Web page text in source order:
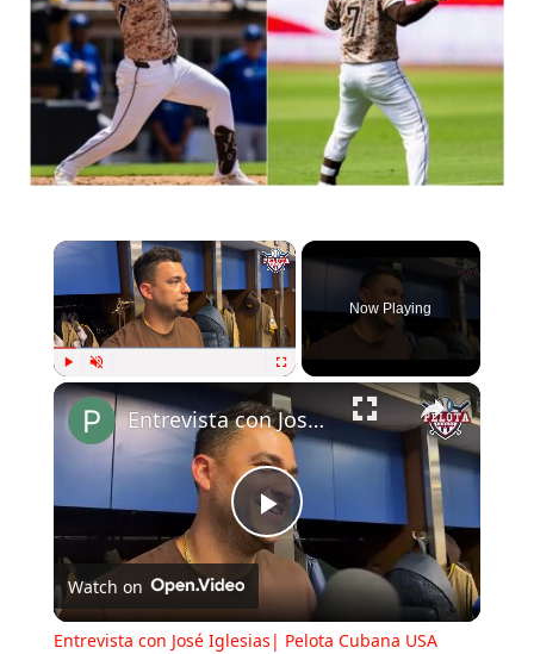
×
Play Unmute
Now Playing
×
Play
Video
Entrevista con José Iglesias| Pelota Cubana USA
Watch on
Entrevista con José Iglesias| Pelota Cubana USA